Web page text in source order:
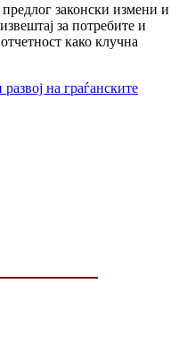
законски измени и
за потребите и
како клучна
на граѓанските